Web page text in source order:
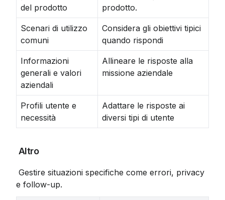
del prodotto
prodotto.
Scenari di utilizzo
comuni
Considera gli obiettivi tipici
quando rispondi
Informazioni
generali e valori
aziendali
Allineare le risposte alla
missione aziendale
Profili utente e
necessità
Adattare le risposte ai
diversi tipi di utente
Altro
e follow-up.